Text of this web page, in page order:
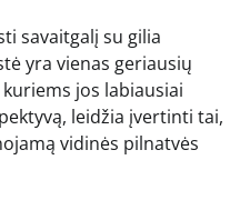
savaitgalį su gilia
yra vienas geriausių
jos labiausiai
leidžia įvertinti tai,
vidinės pilnatvės